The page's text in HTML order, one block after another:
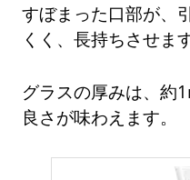
すぼまった口部が、
くく、長持ちさせます
グラスの厚みは、約
良さが味わえます。